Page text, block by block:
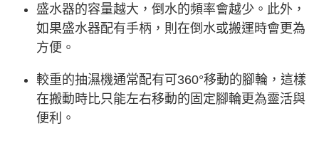
盛水器的容量越大，倒水的頻率會越少。此外，
如果盛水器配有手柄，則在倒水或搬運時會更為
方便。
較重的抽濕機通常配有可360°移動的腳輪，這樣
在搬動時比只能左右移動的固定腳輪更為靈活與
便利。